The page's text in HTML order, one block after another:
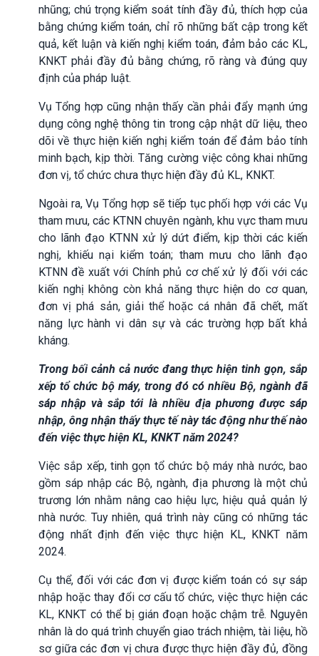
nhũng; chú trọng kiểm soát tính đầy đủ, thích hợp của
bằng chứng kiểm toán, chỉ rõ những bất cập trong kết
quả, kết luận và kiến nghị kiểm toán, đảm bảo các KL,
KNKT phải đầy đủ bằng chứng, rõ ràng và đúng quy
định của pháp luật.
Vụ Tổng hợp cũng nhận thấy cần phải đẩy mạnh ứng
dụng công nghệ thông tin trong cập nhật dữ liệu, theo
dõi về thực hiện kiến nghị kiểm toán để đảm bảo tính
minh bạch, kịp thời. Tăng cường việc công khai những
đơn vị, tổ chức chưa thực hiện đầy đủ KL, KNKT.
Ngoài ra, Vụ Tổng hợp sẽ tiếp tục phối hợp với các Vụ
tham mưu, các KTNN chuyên ngành, khu vực tham mưu
cho lãnh đạo KTNN xử lý dứt điểm, kịp thời các kiến
nghị, khiếu nại kiểm toán; tham mưu cho lãnh đạo
KTNN đề xuất với Chính phủ cơ chế xử lý đối với các
kiến nghị không còn khả năng thực hiện do cơ quan,
đơn vị phá sản, giải thể hoặc cá nhân đã chết, mất
năng lực hành vi dân sự và các trường hợp bất khả
kháng.
Trong bối cảnh cả nước đang thực hiện tinh gọn, sắp
xếp tổ chức bộ máy, trong đó có nhiều Bộ, ngành đã
sáp nhập và sắp tới là nhiều địa phương được sáp
nhập, ông nhận thấy thực tế này tác động như thế nào
đến việc thực hiện KL, KNKT năm 2024?
Việc sắp xếp, tinh gọn tổ chức bộ máy nhà nước, bao
gồm sáp nhập các Bộ, ngành, địa phương là một chủ
trương lớn nhằm nâng cao hiệu lực, hiệu quả quản lý
nhà nước. Tuy nhiên, quá trình này cũng có những tác
động nhất định đến việc thực hiện KL, KNKT năm
2024.
Cụ thể, đối với các đơn vị được kiểm toán có sự sáp
nhập hoặc thay đổi cơ cấu tổ chức, việc thực hiện các
KL, KNKT có thể bị gián đoạn hoặc chậm trễ. Nguyên
nhân là do quá trình chuyển giao trách nhiệm, tài liệu, hồ
sơ giữa các đơn vị chưa được thực hiện đầy đủ, đồng